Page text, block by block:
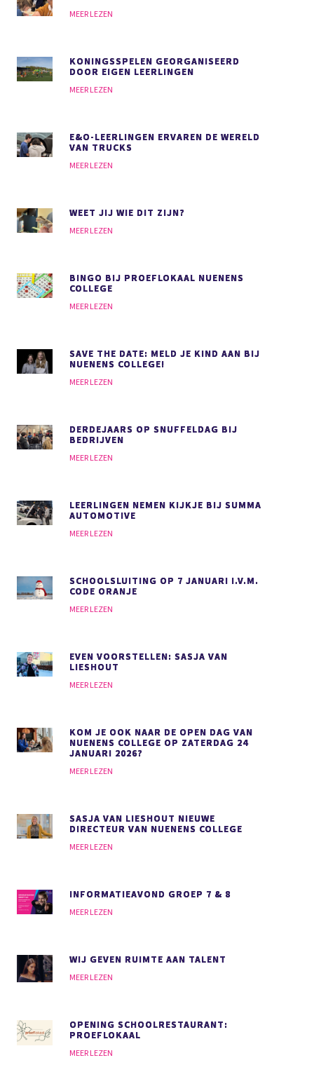
MEER LEZEN
KONINGSSPELEN GEORGANISEERD
DOOR EIGEN LEERLINGEN
MEER LEZEN
E&O-LEERLINGEN ERVAREN DE WERELD
VAN TRUCKS
MEER LEZEN
WEET JIJ WIE DIT ZIJN?
MEER LEZEN
BINGO BIJ PROEFLOKAAL NUENENS
COLLEGE
MEER LEZEN
SAVE THE DATE: MELD JE KIND AAN BIJ
NUENENS COLLEGE!
MEER LEZEN
DERDEJAARS OP SNUFFELDAG BIJ
BEDRIJVEN
MEER LEZEN
LEERLINGEN NEMEN KIJKJE BIJ SUMMA
AUTOMOTIVE
MEER LEZEN
SCHOOLSLUITING OP 7 JANUARI I.V.M.
CODE ORANJE
MEER LEZEN
EVEN VOORSTELLEN: SASJA VAN
LIESHOUT
MEER LEZEN
KOM JE OOK NAAR DE OPEN DAG VAN
NUENENS COLLEGE OP ZATERDAG 24
JANUARI 2026?
MEER LEZEN
SASJA VAN LIESHOUT NIEUWE
DIRECTEUR VAN NUENENS COLLEGE
MEER LEZEN
INFORMATIEAVOND GROEP 7 & 8
MEER LEZEN
WIJ GEVEN RUIMTE AAN TALENT
MEER LEZEN
OPENING SCHOOLRESTAURANT:
PROEFLOKAAL
MEER LEZEN